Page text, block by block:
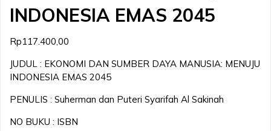
INDONESIA EMAS 2045
Rp117.400,00
JUDUL : EKONOMI DAN SUMBER DAYA MANUSIA: MENUJU
INDONESIA EMAS 2045
PENULIS : Suherman dan Puteri Syarifah Al Sakinah
NO BUKU : ISBN